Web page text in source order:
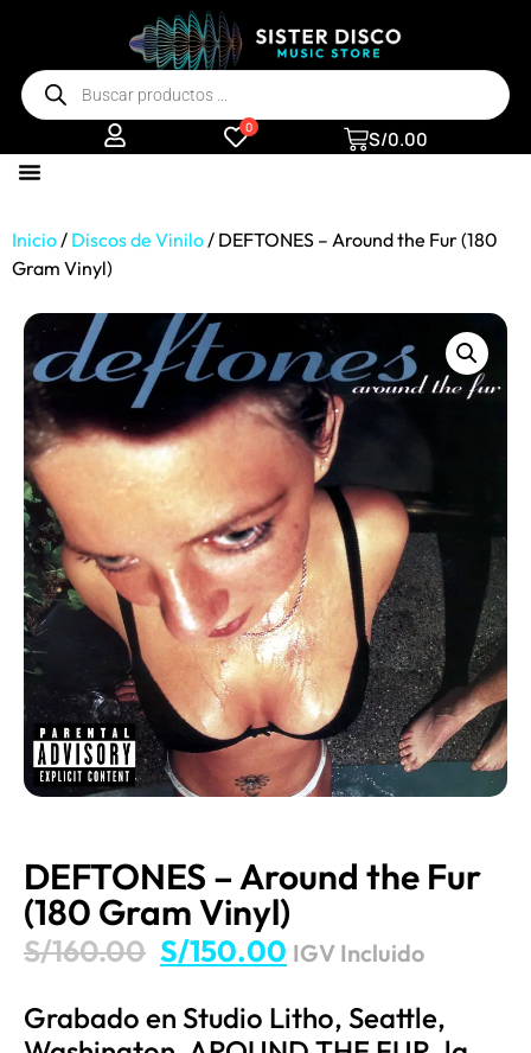
0 S/0.00
Inicio/ Discos de Vinilo/ DEFTONES – Around the Fur (180
Gram Vinyl)
DEFTONES – Around the Fur
(180 Gram Vinyl)
S/160.00 S/150.00 IGV Incluido
Grabado en Studio Litho, Seattle,